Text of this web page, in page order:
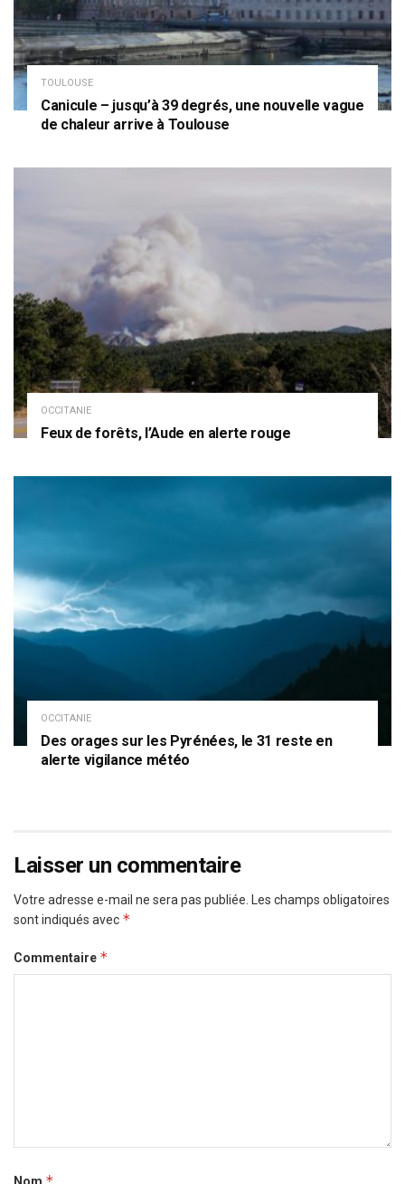
TOULOUSE
Canicule – jusqu’à 39 degrés, une nouvelle vague
de chaleur arrive à Toulouse
OCCITANIE
Feux de forêts, l’Aude en alerte rouge
OCCITANIE
Des orages sur les Pyrénées, le 31 reste en
alerte vigilance météo
Laisser un commentaire
Votre adresse e-mail ne sera pas publiée. Les champs obligatoires
sont indiqués avec *
Commentaire *